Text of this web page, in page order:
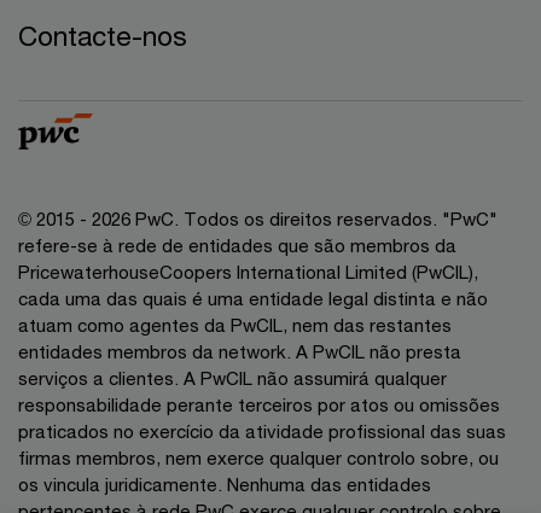
Contacte-nos
© 2015 - 2026 PwC. Todos os direitos reservados. "PwC"
refere-se à rede de entidades que são membros da
PricewaterhouseCoopers International Limited (PwCIL),
cada uma das quais é uma entidade legal distinta e não
atuam como agentes da PwCIL, nem das restantes
entidades membros da network. A PwCIL não presta
serviços a clientes. A PwCIL não assumirá qualquer
responsabilidade perante terceiros por atos ou omissões
praticados no exercício da atividade profissional das suas
firmas membros, nem exerce qualquer controlo sobre, ou
os vincula juridicamente. Nenhuma das entidades